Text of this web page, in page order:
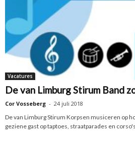
Vacatures
De van Limburg Stirum Band
Cor Vosseberg - 24 juli 2018
De van Limburg Stirum Korpsen musiceren op
geziene gast op taptoes, straatparades en